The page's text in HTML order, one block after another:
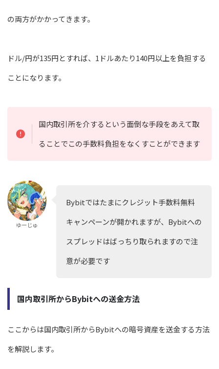
の両方がかかってきます。
ドル/円が135円とすれば、1ドルあたり140円以上を負担する
ことになります。
国内取引所を介するという面倒な手段をあえて取
ることでこの手数料負担をなくすことができます
ゆーじゅ
Bybitではたまにクレジット手数料無料
キャンペーンが開かれますが、Bybitへの
スプレッドはばっちり取られますので注
意が必要です
国内取引所からBybitへの送金方法
ここからは国内取引所からBybitへの暗号資産を送金する方法
を解説します。